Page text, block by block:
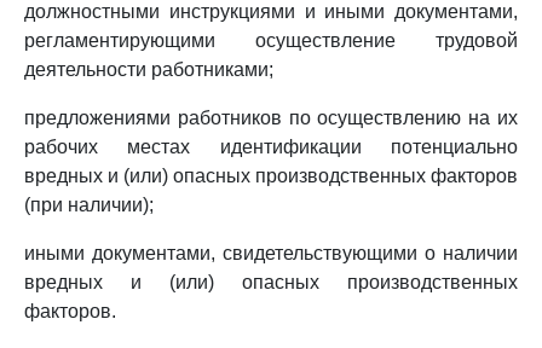
должностными инструкциями и иными документами,
регламентирующими осуществление трудовой
деятельности работниками;
предложениями работников по осуществлению на их
рабочих местах идентификации потенциально
вредных и (или) опасных производственных факторов
(при наличии);
иными документами, свидетельствующими о наличии
вредных и (или) опасных производственных
факторов.